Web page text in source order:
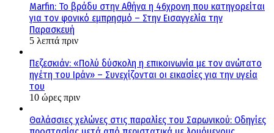
Marfin: Το βράδυ στην Αθήνα η 46χρονη που κατηγορείται
για τον φονικό εμπρησμό – Στην Εισαγγελία την
Παρασκευή
5 λεπτά πριν
Πεζεσκιάν: «Πολύ δύσκολη η επικοινωνία με τον ανώτατο
ηγέτη του Ιράν» – Συνεχίζονται οι εικασίες για την υγεία
του
10 ώρες πριν
Θαλάσσιες χελώνες στις παραλίες του Σαρωνικού: Οδηγίες